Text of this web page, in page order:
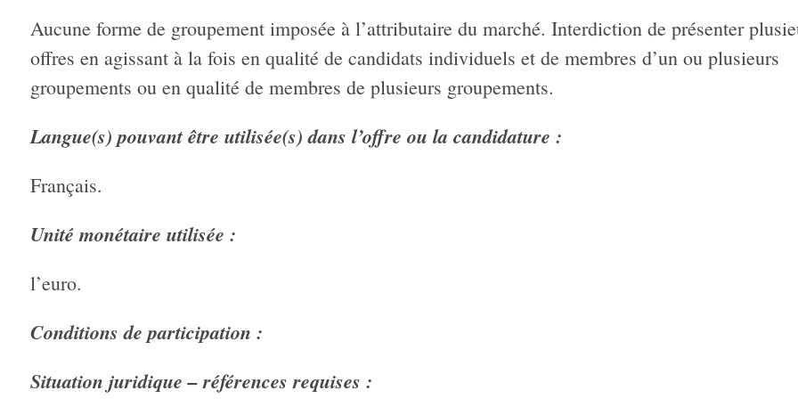
Aucune forme de groupement imposée à l’attributaire du marché. Interdiction de présenter
offres en agissant à la fois en qualité de candidats individuels et de membres d’un ou plusieurs
groupements ou en qualité de membres de plusieurs groupements.
Langue(s) pouvant être utilisée(s) dans l’offre ou la candidature :
Français.
Unité monétaire utilisée :
l’euro.
Conditions de participation :
Situation juridique – références requises :